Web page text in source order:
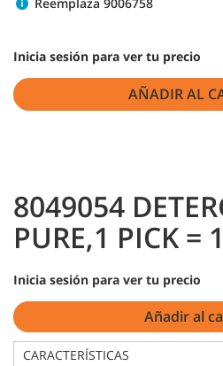
Inicia sesión para ver tu precio
AÑADIR AL
8049054
PURE,1 PICK =
Inicia sesión para ver tu precio
Añadir al
CARACTERÍSTICAS